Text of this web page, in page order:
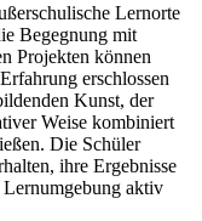
Lernorte
Begegnung mit
Projekten können
erschlossen
Kunst, der
Weise kombiniert
Die Schüler
ihre Ergebnisse
Lernumgebung aktiv